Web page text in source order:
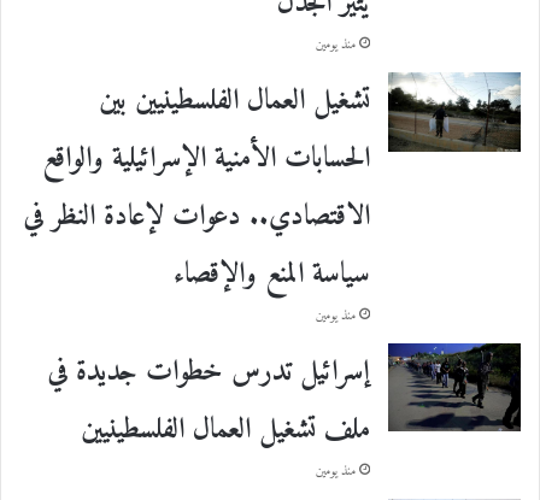
منذ يومين
تشغيل العمال الفلسطينيين بين
الحسابات الأمنية الإسرائيلية والواقع
الاقتصادي.. دعوات لإعادة النظر في
سياسة المنع والإقصاء
منذ يومين
إسرائيل تدرس خطوات جديدة في
ملف تشغيل العمال الفلسطينيين
منذ يومين